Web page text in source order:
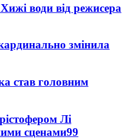
води від режисера
змінила
став головним
Лі
сценами99